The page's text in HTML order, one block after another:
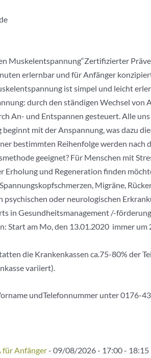
Muskelentspannung“Zertifizierter
erlernbar und für Anfänger
ist simpel und leicht
durch den ständigen Wechsel
An- und Entspannen gesteuert. Alle
mit der Anspannung, was dazu
bestimmten Reihenfolge werden
geeignet? Für Menschen mit
Erholung und Regeneration finden
Migräne,
oder neurologischen
in Gesundheitsmanagement /-
Start am Mo, den 13.01.2020 immer um
die Krankenkassen ca.75-80% der
variiert).
undTelefonnummer unter 0176-
für Anfänger- 09/08/2026 - 17:00 - 18:15